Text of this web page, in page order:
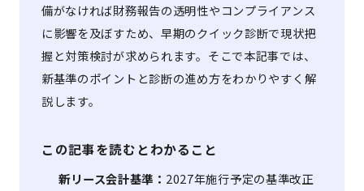
備がなければ財務報告の透明性やコンプライアンス
に影響を及ぼすため、早期のクイック診断で現状把
握と対策検討が求められます。そこで本記事では、
新基準のポイントと診断の進め方をわかりやすく解
説します。
この記事を読むとわかること
新リース会計基準： 2027年施行予定の基準改正